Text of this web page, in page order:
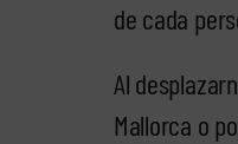
de cada
Al
Mallorca o